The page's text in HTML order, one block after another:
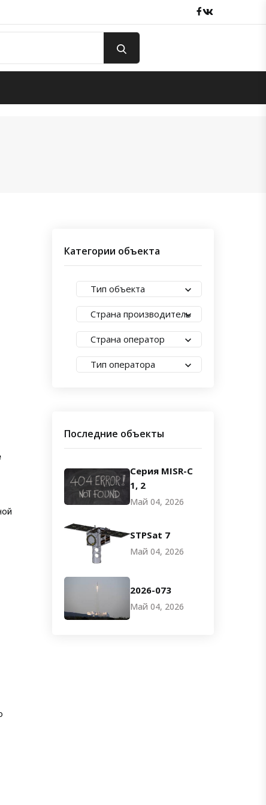
Facebook
Категории объекта
Тип объекта
Страна производитель
Страна оператор
Тип оператора
Последние объекты
Серия MISR-C
1, 2
Май 04, 2026
STPSat 7
Май 04, 2026
2026-073
Май 04, 2026